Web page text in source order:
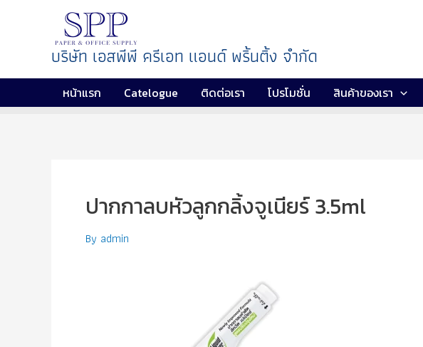
บริษัท เอสพีพี ครีเอท แอนด์ พริ้นติ้ง จำกัด
หน้าแรก Catelogue ติดต่อเรา โปรโมชั่น สินค้าของเรา
ปากกาลบหัวลูกกลิ้งจูเนียร์ 3.5ml
By admin